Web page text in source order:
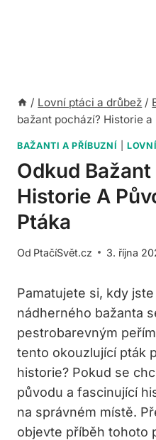
/ Lovní ptáci a drůbež /
bažant pochází? Historie
BAŽANTI A PŘÍBUZNÍ |
Odkud
Historie A
Ptáka
Od PtačíSvět.cz 3. října
Pamatujete si, kdy
nádherného bažanta
pestrobarevným
tento okouzlující pták
historie? Pokud se
původu a fascinující
na správném místě.
objevte příběh tohoto